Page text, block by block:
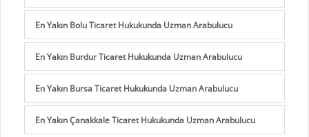
En Yakın Bolu Ticaret Hukukunda Uzman Arabulucu
En Yakın Burdur Ticaret Hukukunda Uzman Arabulucu
En Yakın Bursa Ticaret Hukukunda Uzman Arabulucu
En Yakın Çanakkale Ticaret Hukukunda Uzman Arabulucu